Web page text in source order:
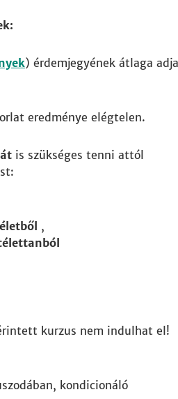
) érdemjegyének átlaga adja
eredménye elégtelen.
is szükséges tenni attól
,
kurzus nem indulhat el!
kondicionáló